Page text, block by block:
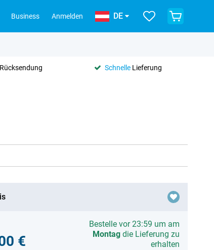
Business Anmelden DE
SchnelleLieferung
€
Bestelle vor 23:59 um am
Montagdie Lieferung zu
erhalten